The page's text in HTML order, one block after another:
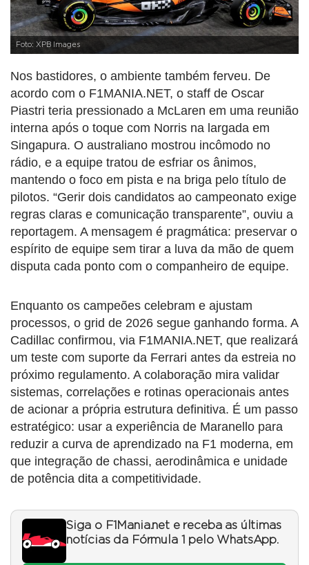
Foto: XPB Images
Nos bastidores, o ambiente também ferveu. De
acordo com o F1MANIA.NET, o staff de Oscar
Piastri teria pressionado a McLaren em uma reunião
interna após o toque com Norris na largada em
Singapura. O australiano mostrou incômodo no
rádio, e a equipe tratou de esfriar os ânimos,
mantendo o foco em pista e na briga pelo título de
pilotos. “Gerir dois candidatos ao campeonato exige
regras claras e comunicação transparente”, ouviu a
reportagem. A mensagem é pragmática: preservar o
espírito de equipe sem tirar a luva da mão de quem
disputa cada ponto com o companheiro de equipe.
Enquanto os campeões celebram e ajustam
processos, o grid de 2026 segue ganhando forma. A
Cadillac confirmou, via F1MANIA.NET, que realizará
um teste com suporte da Ferrari antes da estreia no
próximo regulamento. A colaboração mira validar
sistemas, correlações e rotinas operacionais antes
de acionar a própria estrutura definitiva. É um passo
estratégico: usar a experiência de Maranello para
reduzir a curva de aprendizado na F1 moderna, em
que integração de chassi, aerodinâmica e unidade
de potência dita a competitividade.
Siga o F1Mania.net e receba as últimas
notícias da Fórmula 1 pelo WhatsApp.